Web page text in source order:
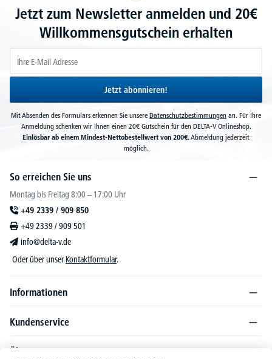
Jetzt zum Newsletter anmelden und 20€
Willkommensgutschein erhalten
Jetzt abonnieren!
Mit Absenden des Formulars erkennen Sie unsere Datenschutzbestimmungen an. Für Ihre
Anmeldung schenken wir Ihnen einen 20€ Gutschein für den DELTA-V Onlineshop.
Einlösbar ab einem Mindest-Nettobestellwert von 200€.Abmeldung jederzeit
möglich.
So erreichen Sie uns
Montag bis Freitag 8:00 – 17:00 Uhr
+49 2339 / 909 850
+49 2339 / 909 501
info@delta-v.de
Oder über unser Kontaktformular.
Informationen
Kundenservice
Über DELTA-V